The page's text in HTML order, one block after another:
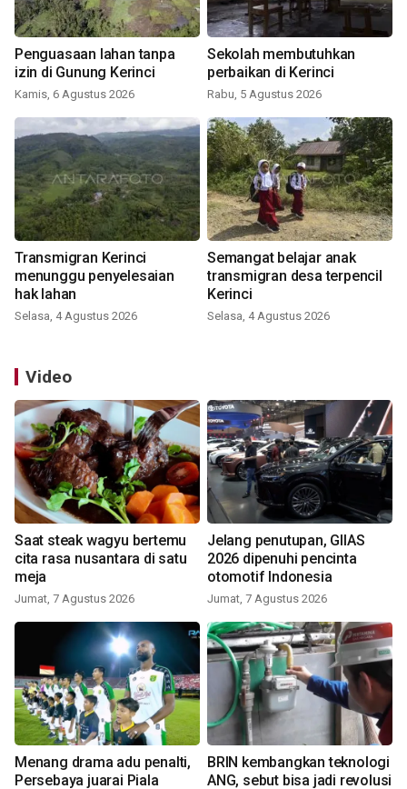
Penguasaan lahan tanpa
izin di Gunung Kerinci
Kamis, 6 Agustus 2026
Sekolah membutuhkan
perbaikan di Kerinci
Rabu, 5 Agustus 2026
Transmigran Kerinci
menunggu penyelesaian
hak lahan
Selasa, 4 Agustus 2026
Semangat belajar anak
transmigran desa terpencil
Kerinci
Selasa, 4 Agustus 2026
Video
Saat steak wagyu bertemu
cita rasa nusantara di satu
meja
Jumat, 7 Agustus 2026
Jelang penutupan, GIIAS
2026 dipenuhi pencinta
otomotif Indonesia
Jumat, 7 Agustus 2026
Menang drama adu penalti,
Persebaya juarai Piala
BRIN kembangkan teknologi
ANG, sebut bisa jadi revolusi